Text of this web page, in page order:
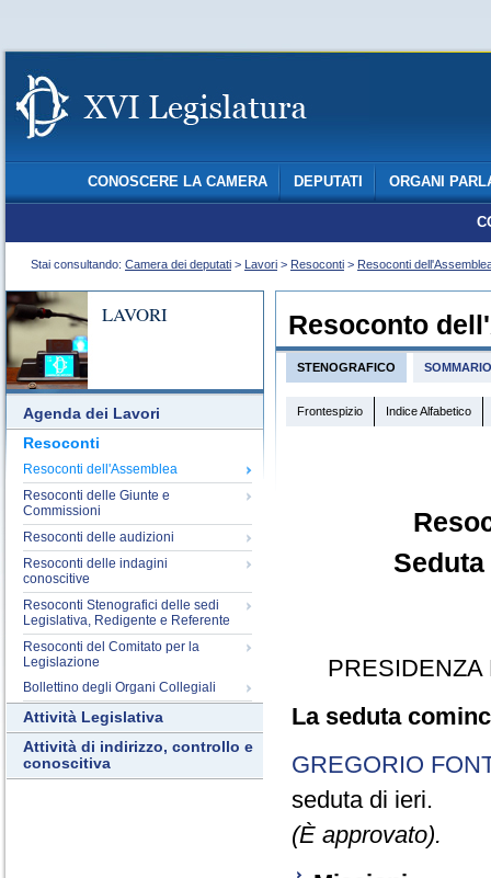
CONOSCERE LA CAMERA DEPUTATI ORGANI
Stai consultando: Camera dei deputati > Lavori > Resoconti > Resoconti
LAVORI
Agenda dei Lavori
Resoconti
Resoconti dell'Assemblea
Resoconti delle Giunte e
Commissioni
Resoconti delle audizioni
Resoconti delle indagini
conoscitive
Resoconti Stenografici delle sedi
Legislativa, Redigente e Referente
Resoconti del Comitato per la
Legislazione
Bollettino degli Organi Collegiali
Attività Legislativa
Attività di indirizzo, controllo e
conoscitiva
Resoconto
STENOGRAFICO SOMMARIO
Frontespizio Indice Alfabetico
PRESIDENZA
La seduta
GREGORIO
seduta di ieri.
(È approvato).